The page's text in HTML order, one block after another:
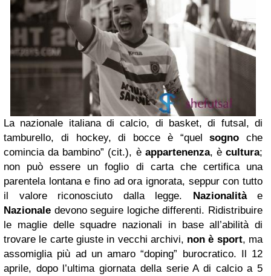
La nazionale italiana di calcio, di basket, di futsal, di
tamburello, di hockey, di bocce è “quelsogno che
comincia da bambino” (cit.), è appartenenza, ècultura;
non può essere un foglio di carta che certifica una
parentela lontana e fino ad ora ignorata, seppur con tutto
il valore riconosciuto dalla legge. Nazionalità e
Nazionale devono seguire logiche differenti. Ridistribuire
le maglie delle squadre nazionali in base all’abilità di
trovare le carte giuste in vecchi archivi, non è sport, ma
assomiglia più ad un amaro “doping” burocratico. Il 12
aprile, dopo l’ultima giornata della serie A di calcio a 5